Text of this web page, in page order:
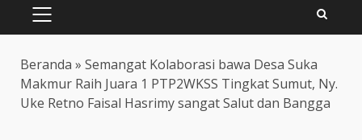
PRIMARY
MENU
Beranda » Semangat Kolaborasi bawa Desa Suka
Makmur Raih Juara 1 PTP2WKSS Tingkat Sumut, Ny.
Uke Retno Faisal Hasrimy sangat Salut dan Bangga